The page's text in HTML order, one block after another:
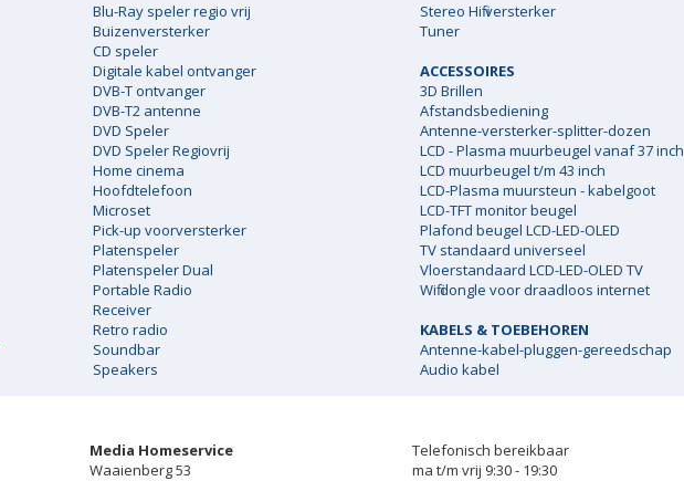
Blu-Ray speler regio vrij
Buizenversterker
CD speler
Digitale kabel ontvanger
DVB-T ontvanger
DVB-T2 antenne
DVD Speler
DVD Speler Regiovrij
Home cinema
Hoofdtelefoon
Microset
Pick-up voorversterker
Platenspeler
Platenspeler Dual
Portable Radio
Receiver
Retro radio
Soundbar
Speakers
Stereo Hifi versterker
Tuner
ACCESSOIRES
3D Brillen
Afstandsbediening
Antenne-versterker-splitter-dozen
LCD - Plasma muurbeugel vanaf 37 inch
LCD muurbeugel t/m 43 inch
LCD-Plasma muursteun - kabelgoot
LCD-TFT monitor beugel
Plafond beugel LCD-LED-OLED
TV standaard universeel
Vloerstandaard LCD-LED-OLED TV
Wifi dongle voor draadloos internet
KABELS & TOEBEHOREN
Antenne-kabel-pluggen-gereedschap
Audio kabel
Media Homeservice
Waaienberg 53
Telefonisch bereikbaar
ma t/m vrij 9:30 - 19:30